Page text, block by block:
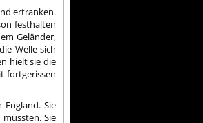
ertranken.
festhalten
Geländer,
Welle sich
hielt sie die
fortgerissen
Sie
Sie